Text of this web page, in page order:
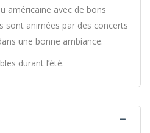
américaine avec de bons
sont animées par des concerts
une bonne ambiance.
durant l’été.